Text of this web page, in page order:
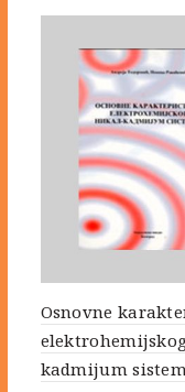
Osnovne
kadmijum